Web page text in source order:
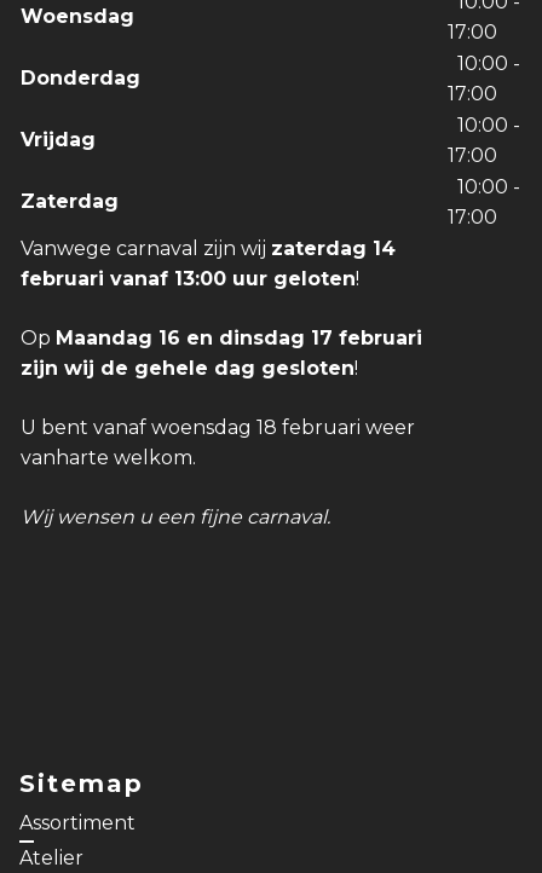
Woensdag
17:00
Donderdag
10:00 -
17:00
Vrijdag
10:00 -
17:00
Zaterdag
10:00 -
17:00
Vanwege carnaval zijn wij zaterdag 14
februari vanaf 13:00 uur geloten!
Op Maandag 16 en dinsdag 17 februari
zijn wij de gehele dag gesloten!
U bent vanaf woensdag 18 februari weer
vanharte welkom.
Wij wensen u een fijne carnaval.
Sitemap
Assortiment
Atelier